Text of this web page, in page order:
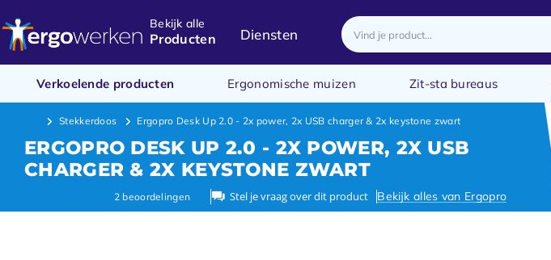
Bekijk alle
Producten Diensten
Verkoelende producten Ergonomische muizen Zit-sta bureaus
Stekkerdoos Ergopro Desk Up 2.0 - 2x power, 2x USB charger & 2x keystone zwart
ERGOPRO DESK UP 2.0 - 2X POWER, 2X USB
CHARGER & 2X KEYSTONE ZWART
2 beoordelingen Stel je vraag over dit product Bekijk alles van Ergopro